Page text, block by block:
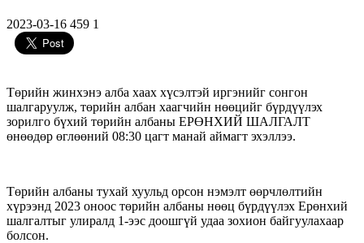
2023-03-16 459 1
Төрийн жинхэнэ алба хаах хүсэлтэй иргэнийг сонгон
шалгаруулж, төрийн албан хаагчийн нөөцийг бүрдүүлэх
зорилго бүхий төрийн албаны ЕРӨНХИЙ ШАЛГАЛТ
өнөөдөр өглөөний 08:30 цагт манай аймагт эхэллээ.
Төрийн албаны тухай хуульд орсон нэмэлт өөрчлөлтийн
хүрээнд 2023 оноос төрийн албаны нөөц бүрдүүлэх Ерөнхий
шалгалтыг улиралд 1-ээс доошгүй удаа зохион байгуулахаар
болсон.